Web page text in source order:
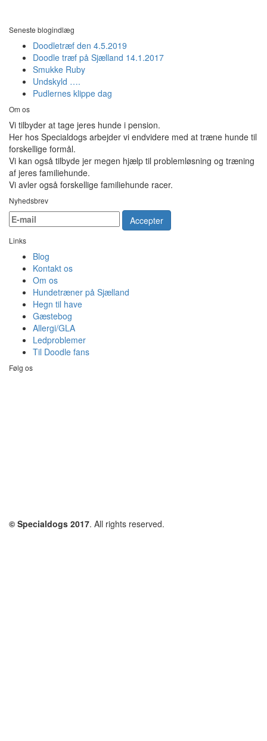
Seneste blogindlæg
Doodletræf den 4.5.2019
Doodle træf på Sjælland 14.1.2017
Smukke Ruby
Undskyld ….
Pudlernes klippe dag
Om os
Vi tilbyder at tage jeres hunde i pension.
Her hos Specialdogs arbejder vi endvidere med at træne hunde til
forskellige formål.
Vi kan også tilbyde jer megen hjælp til problemløsning og træning
af jeres familiehunde.
Vi avler også forskellige familiehunde racer.
Nyhedsbrev
Accepter
Links
Blog
Kontakt os
Om os
Hundetræner på Sjælland
Hegn til have
Gæstebog
Allergi/GLA
Ledproblemer
Til Doodle fans
Følg os
© Specialdogs 2017. All rights reserved.